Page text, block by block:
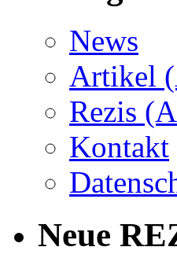
News
Artikel
Rezis
Kontakt
Neue